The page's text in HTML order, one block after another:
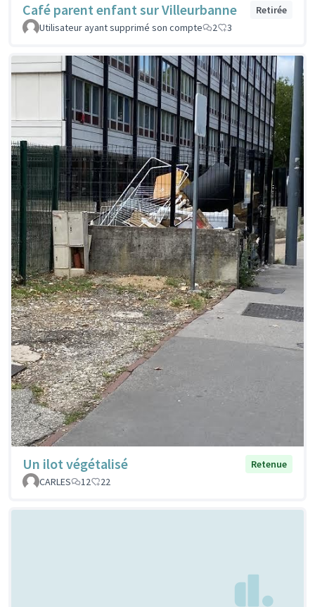
Café parent enfant sur Villeurbanne
Retirée
Utilisateur ayant supprimé son compte
2 3
Un ilot végétalisé
Retenue
CARLES
12 22